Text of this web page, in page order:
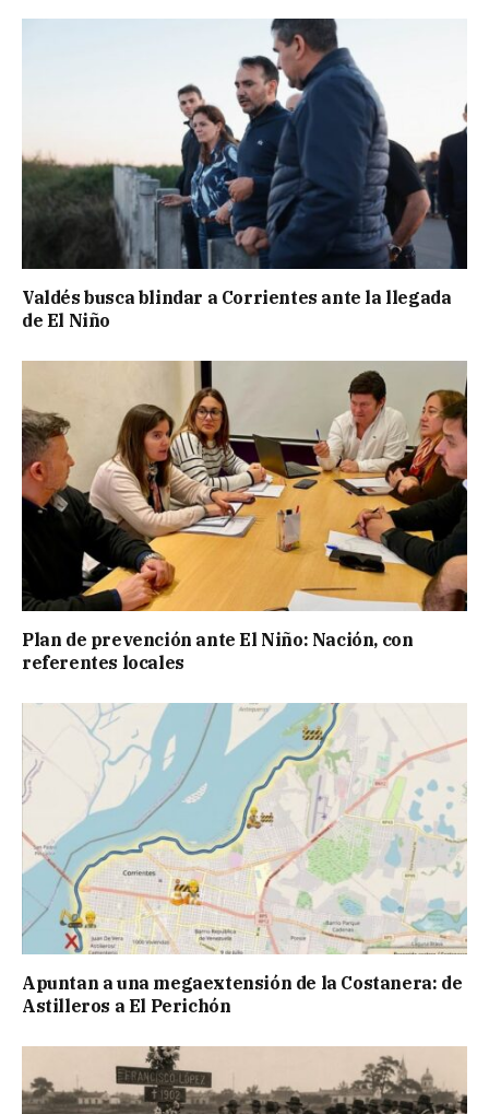
Valdés busca blindar a Corrientes ante la llegada
de El Niño
Plan de prevención ante El Niño: Nación, con
referentes locales
Apuntan a una megaextensión de la Costanera: de
Astilleros a El Perichón